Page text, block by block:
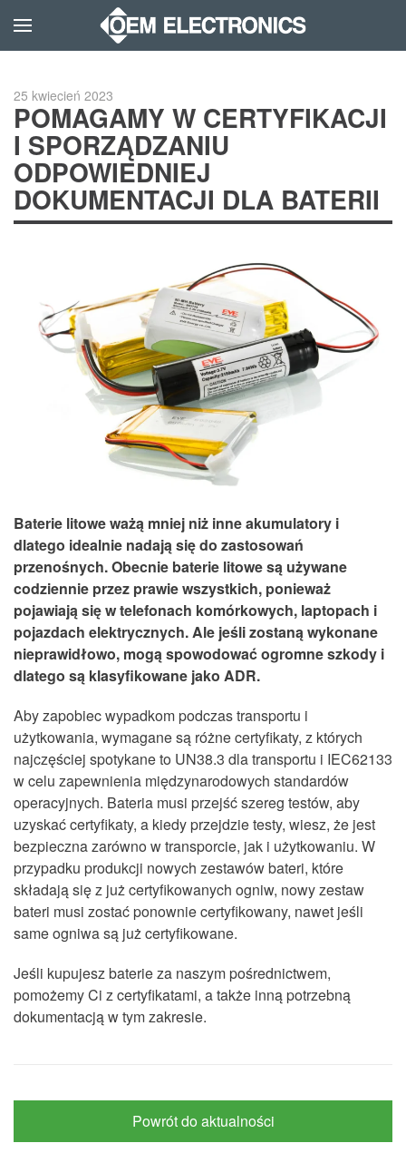
25 kwiecień 2023
POMAGAMY W CERTYFIKACJI
I SPORZĄDZANIU
ODPOWIEDNIEJ
DOKUMENTACJI DLA BATERII
Baterie litowe ważą mniej niż inne akumulatory i
dlatego idealnie nadają się do zastosowań
przenośnych. Obecnie baterie litowe są używane
codziennie przez prawie wszystkich, ponieważ
pojawiają się w telefonach komórkowych, laptopach i
pojazdach elektrycznych. Ale jeśli zostaną wykonane
nieprawidłowo, mogą spowodować ogromne szkody i
dlatego są klasyfikowane jako ADR.
Aby zapobiec wypadkom podczas transportu i
użytkowania, wymagane są różne certyfikaty, z których
najczęściej spotykane to UN38.3 dla transportu i IEC62133
w celu zapewnienia międzynarodowych standardów
operacyjnych. Bateria musi przejść szereg testów, aby
uzyskać certyfikaty, a kiedy przejdzie testy, wiesz, że jest
bezpieczna zarówno w transporcie, jak i użytkowaniu. W
przypadku produkcji nowych zestawów bateri, które
składają się z już certyfikowanych ogniw, nowy zestaw
bateri musi zostać ponownie certyfikowany, nawet jeśli
same ogniwa są już certyfikowane.
Jeśli kupujesz baterie za naszym pośrednictwem,
pomożemy Ci z certyfikatami, a także inną potrzebną
dokumentacją w tym zakresie.
Powrót do aktualności